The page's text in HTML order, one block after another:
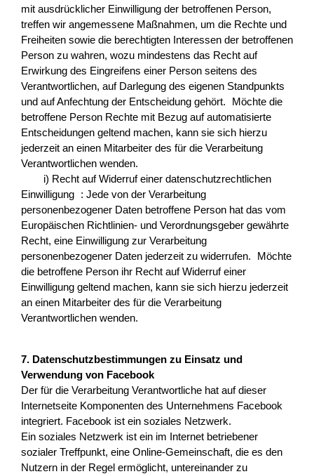
mit ausdrücklicher Einwilligung der betroffenen Person,
treffen wir angemessene Maßnahmen, um die Rechte und
Freiheiten sowie die berechtigten Interessen der betroffenen
Person zu wahren, wozu mindestens das Recht auf
Erwirkung des Eingreifens einer Person seitens des
Verantwortlichen, auf Darlegung des eigenen Standpunkts
und auf Anfechtung der Entscheidung gehört. Möchte die
betroffene Person Rechte mit Bezug auf automatisierte
Entscheidungen geltend machen, kann sie sich hierzu
jederzeit an einen Mitarbeiter des für die Verarbeitung
Verantwortlichen wenden.
i) Recht auf Widerruf einer datenschutzrechtlichen
Einwilligung : Jede von der Verarbeitung
personenbezogener Daten betroffene Person hat das vom
Europäischen Richtlinien- und Verordnungsgeber gewährte
Recht, eine Einwilligung zur Verarbeitung
personenbezogener Daten jederzeit zu widerrufen. Möchte
die betroffene Person ihr Recht auf Widerruf einer
Einwilligung geltend machen, kann sie sich hierzu jederzeit
an einen Mitarbeiter des für die Verarbeitung
Verantwortlichen wenden.
7. Datenschutzbestimmungen zu Einsatz und
Verwendung von Facebook
Der für die Verarbeitung Verantwortliche hat auf dieser
Internetseite Komponenten des Unternehmens Facebook
integriert. Facebook ist ein soziales Netzwerk.
Ein soziales Netzwerk ist ein im Internet betriebener
sozialer Treffpunkt, eine Online-Gemeinschaft, die es den
Nutzern in der Regel ermöglicht, untereinander zu